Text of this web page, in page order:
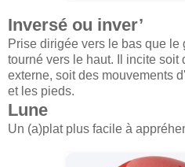
Inversé ou inver’
Prise dirigée vers le bas que le
tourné vers le haut. Il incite soit
externe, soit des mouvements
et les pieds.
Lune
Un (a)plat plus facile à